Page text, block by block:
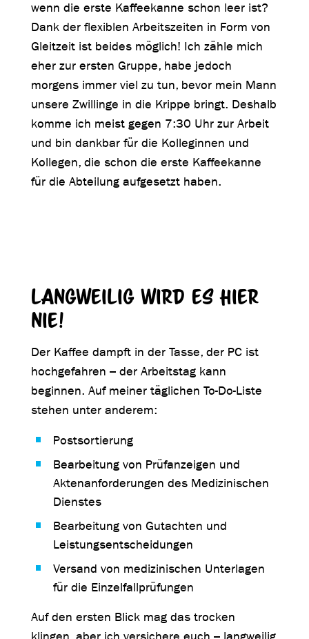
wenn die erste Kaffeekanne schon leer ist?
Dank der flexiblen Arbeitszeiten in Form von
Gleitzeit ist beides möglich! Ich zähle mich
eher zur ersten Gruppe, habe jedoch
morgens immer viel zu tun, bevor mein Mann
unsere Zwillinge in die Krippe bringt. Deshalb
komme ich meist gegen 7:30 Uhr zur Arbeit
und bin dankbar für die Kolleginnen und
Kollegen, die schon die erste Kaffeekanne
für die Abteilung aufgesetzt haben.
Langweilig wird es hier
nie!
Der Kaffee dampft in der Tasse, der PC ist
hochgefahren – der Arbeitstag kann
beginnen. Auf meiner täglichen To-Do-Liste
stehen unter anderem:
Postsortierung
Bearbeitung von Prüfanzeigen und
Aktenanforderungen des Medizinischen
Dienstes
Bearbeitung von Gutachten und
Leistungsentscheidungen
Versand von medizinischen Unterlagen
für die Einzelfallprüfungen
Auf den ersten Blick mag das trocken